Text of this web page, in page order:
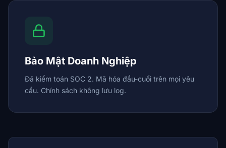
Bảo Mật Doanh Nghiệp
Đã kiểm toán SOC 2. Mã hóa đầu-cuối trên mọi yêu
cầu. Chính sách không lưu log.